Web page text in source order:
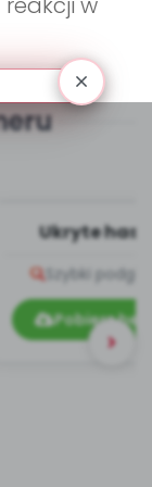
Ukryte
Szybki
Pobierz